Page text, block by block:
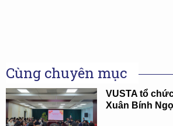
Cùng chuyên mục
VUSTA tổ
Xuân Bính